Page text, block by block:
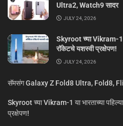
Ultra2, Watch9 सादर
JULY 24, 2026
Skyroot च्या Vikram-1
रॉकेटचे यशस्वी प्रक्षेपण!
JULY 24, 2026
सॅमसंग Galaxy Z Fold8 Ultra, Fold8,
Skyroot च्या Vikram-1 या भारताच्या
प्रक्षेपण!